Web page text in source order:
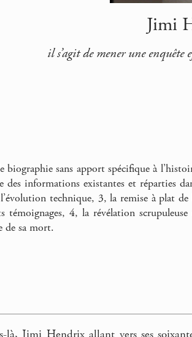
Jimi
il s’agit de mener une
sans apport spécifique à
informations existantes et réparties
technique, 3, la remise à plat
témoignages, 4, la révélation
de sa mort.